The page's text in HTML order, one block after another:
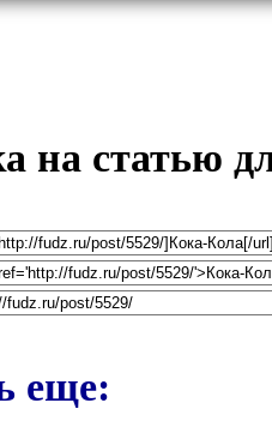
на статью
еще: